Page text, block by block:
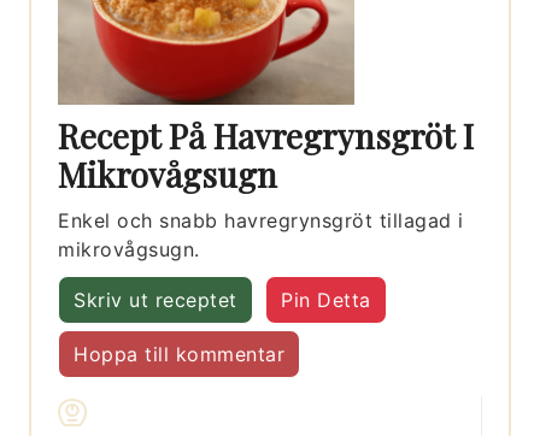
Recept På Havregrynsgröt I
Mikrovågsugn
Enkel och snabb havregrynsgröt tillagad i
mikrovågsugn.
Skriv ut receptet Pin Detta
Hoppa till kommentar